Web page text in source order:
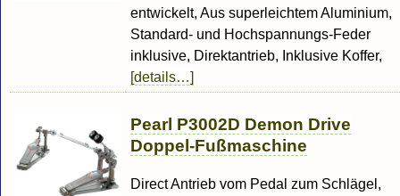
entwickelt, Aus superleichtem Aluminium,
Standard- und Hochspannungs-Feder
inklusive, Direktantrieb, Inklusive Koffer,
[details…]
Pearl P3002D Demon Drive
Doppel-Fußmaschine
Direct Antrieb vom Pedal zum Schlägel,